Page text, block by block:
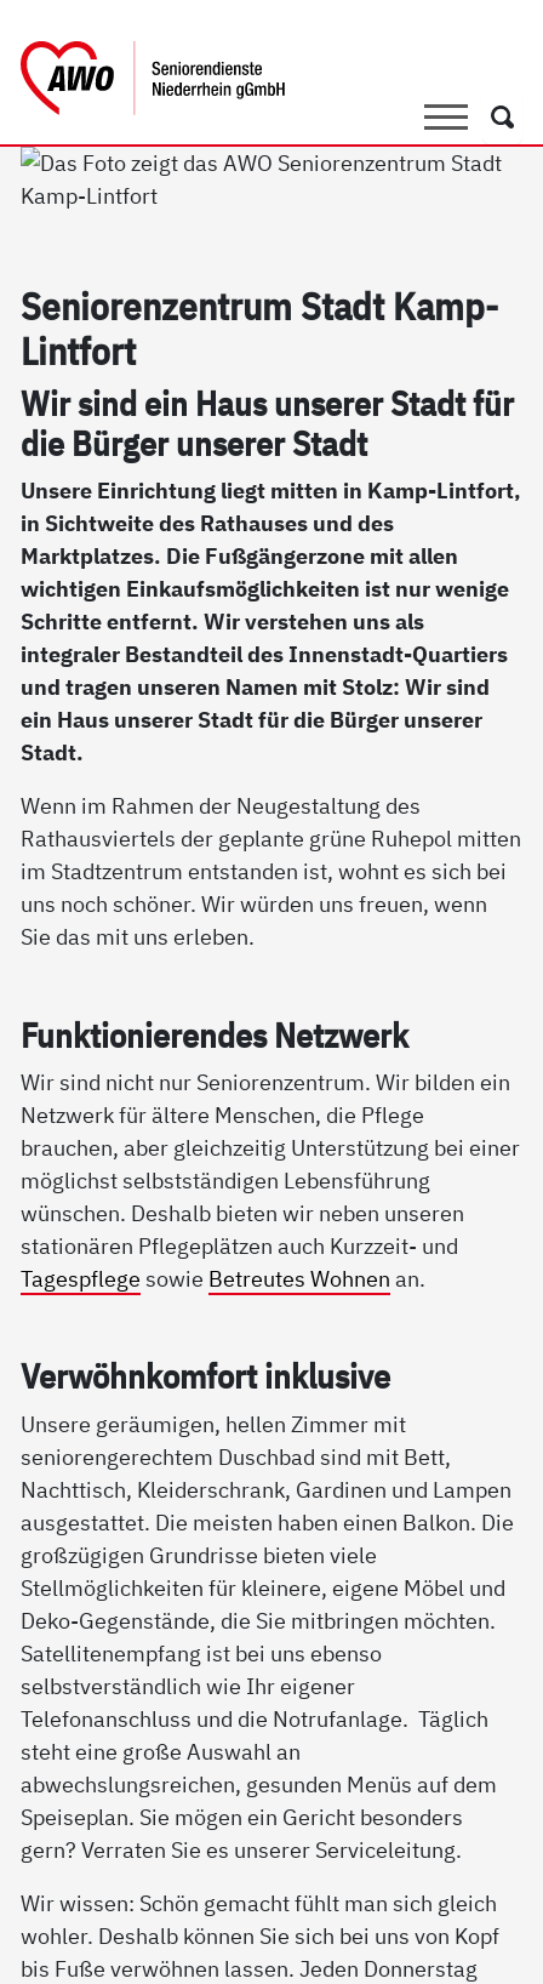
SucheSuche
Se­nio­ren­zen­trum Stadt Kamp-
Lint­fort
Wir sind ein Haus un­se­rer Stadt für
die Bür­ger un­se­rer Stadt
Unsere Einrichtung liegt mitten in Kamp-Lintfort,
in Sichtweite des Rathauses und des
Marktplatzes. Die Fußgängerzone mit allen
wichtigen Einkaufsmöglichkeiten ist nur wenige
Schritte entfernt. Wir verstehen uns als
integraler Bestandteil des Innenstadt-Quartiers
und tragen unseren Namen mit Stolz: Wir sind
ein Haus unserer Stadt für die Bürger unserer
Stadt.
Wenn im Rahmen der Neugestaltung des
Rathausviertels der geplante grüne Ruhepol mitten
im Stadtzentrum entstanden ist, wohnt es sich bei
uns noch schöner. Wir würden uns freuen, wenn
Sie das mit uns erleben.
Funk­tio­nie­ren­des Netz­werk
Wir sind nicht nur Seniorenzentrum. Wir bilden ein
Netzwerk für ältere Menschen, die Pflege
brauchen, aber gleichzeitig Unterstützung bei einer
möglichst selbstständigen Lebensführung
wünschen. Deshalb bieten wir neben unseren
stationären Pflegeplätzen auch Kurzzeit- und
Tagespflege sowie Betreutes Wohnen an.
Ver­wöhn­kom­fort in­k­lu­si­ve
Unsere geräumigen, hellen Zimmer mit
seniorengerechtem Duschbad sind mit Bett,
Nachttisch, Kleiderschrank, Gardinen und Lampen
ausgestattet. Die meisten haben einen Balkon. Die
großzügigen Grundrisse bieten viele
Stellmöglichkeiten für kleinere, eigene Möbel und
Deko-Gegenstände, die Sie mitbringen möchten.
Satellitenempfang ist bei uns ebenso
selbstverständlich wie Ihr eigener
Telefonanschluss und die Notrufanlage. Täglich
steht eine große Auswahl an
abwechslungsreichen, gesunden Menüs auf dem
Speiseplan. Sie mögen ein Gericht besonders
gern? Verraten Sie es unserer Serviceleitung.
Wir wissen: Schön gemacht fühlt man sich gleich
wohler. Deshalb können Sie sich bei uns von Kopf
bis Fuße verwöhnen lassen. Jeden Donnerstag